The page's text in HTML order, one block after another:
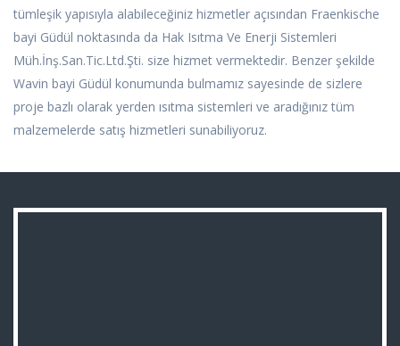
tümleşik yapısıyla alabileceğiniz hizmetler açısından Fraenkische
bayi Güdül noktasında da Hak Isıtma Ve Enerji Sistemleri
Müh.İnş.San.Tic.Ltd.Şti. size hizmet vermektedir. Benzer şekilde
Wavin bayi Güdül konumunda bulmamız sayesinde de sizlere
proje bazlı olarak yerden ısıtma sistemleri ve aradığınız tüm
malzemelerde satış hizmetleri sunabiliyoruz.